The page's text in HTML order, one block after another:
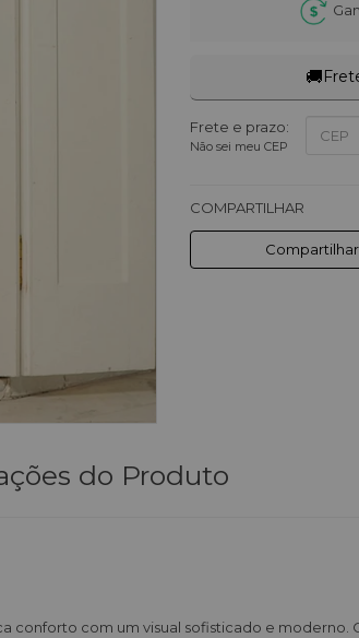
🚚
Frete e prazo:
Não sei meu CEP
COMPARTILHAR
Compartilhar
do Produto
conforto com um visual sofisticado e